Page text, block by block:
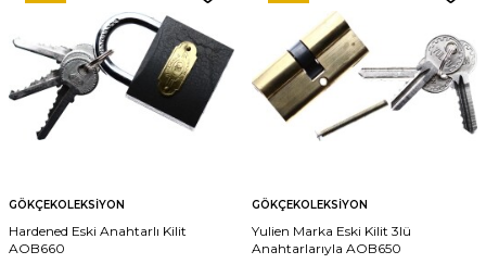
GÖKÇEKOLEKSIYON
Hardened Eski Anahtarlı Kilit
AOB660
GÖKÇEKOLEKSIYON
Yulien Marka Eski Kilit 3lü
Anahtarlarıyla AOB650